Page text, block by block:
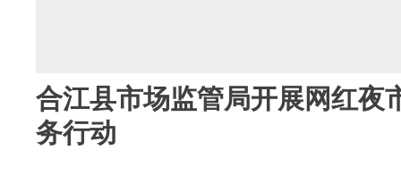
合江县市场监管局开展网红
务行动